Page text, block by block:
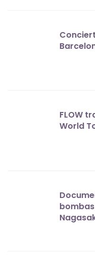
FLOW
World